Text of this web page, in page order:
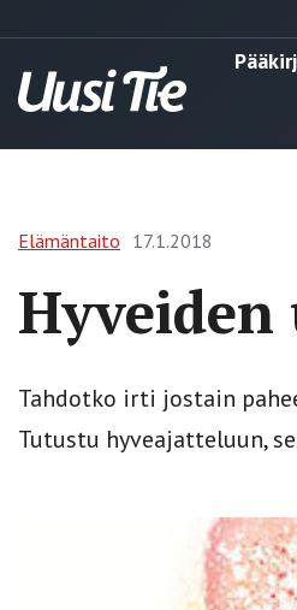
Elämäntaito 17.1.2018
Tahdotko irti jostain
Tutustu hyveajatteluun,